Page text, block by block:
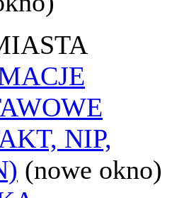
NIP,
(nowe okno)